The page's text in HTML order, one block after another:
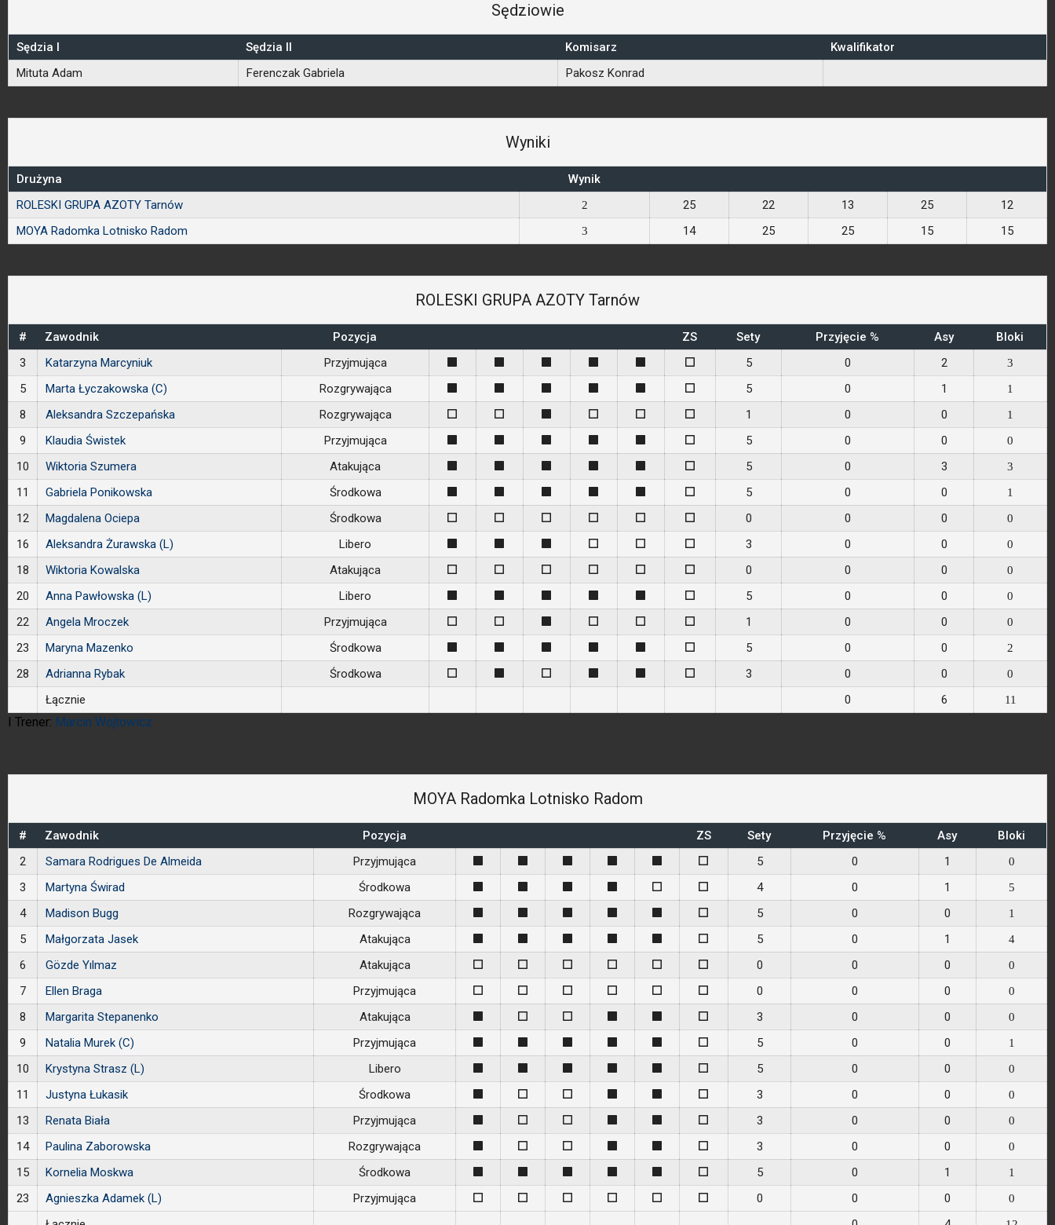
Sędziowie
Sędzia I Sędzia II Komisarz
Kwalifikator
Mituta Adam
Ferenczak Gabriela Pakosz Konrad
Wyniki
Drużyna
Wynik
ROLESKI GRUPA AZOTY Tarnów
2 25 22 13 25
12
MOYA Radomka Lotnisko Radom
3 14 25 25 15 15
ROLESKI GRUPA AZOTY Tarnów
# Zawodnik Pozycja ZS Sety Przyjęcie % Asy
Bloki
3
Katarzyna Marcyniuk Przyjmująca 0 5 0 2 3
5 Marta Łyczakowska (C) Rozgrywająca 0 5 0 1 1
8 Aleksandra Szczepańska Rozgrywająca 0 0 0 0 0 1 0 0 1
9 Klaudia Świstek Przyjmująca 0 5 0 0 0
10 Wiktoria Szumera Atakująca 0 5 0 3 3
11 Gabriela Ponikowska Środkowa 0 5 0 0 1
12 Magdalena Ociepa Środkowa 0 0 0 0 0 0 0 0 0 0
16 Aleksandra Żurawska (L) Libero 0 0 0 3 0 0 0
18 Wiktoria Kowalska Atakująca 0 0 0 0 0 0 0 0 0 0
20 Anna Pawłowska (L) Libero 0 5 0 0 0
22 Angela Mroczek Przyjmująca 0 0 0 0 0 1 0 0 0
23 Maryna Mazenko Środkowa 0 5 0 0 2
28 Adrianna Rybak Środkowa 0 0 0 3 0 0 0
Łącznie 0 6 11
I Trener: Marcin Wojtowicz
MOYA Radomka Lotnisko Radom
# Zawodnik Pozycja ZS Sety Przyjęcie % Asy
Bloki
2
Samara Rodrigues De Almeida Przyjmująca 0 5 0 1 0
3 Martyna Świrad Środkowa 0 0 4 0 1 5
4 Madison Bugg Rozgrywająca 0 5 0 0 1
5 Małgorzata Jasek Atakująca 0 5 0 1 4
6 Gözde Yılmaz Atakująca 0 0 0 0 0 0 0 0 0 0
7 Ellen Braga Przyjmująca 0 0 0 0 0 0 0 0 0 0
8 Margarita Stepanenko Atakująca 0 0 0 3 0 0 0
9 Natalia Murek (C) Przyjmująca 0 5 0 0 1
10 Krystyna Strasz (L) Libero 0 5 0 0 0
11 Justyna Łukasik Środkowa 0 0 0 3 0 0 0
13 Renata Biała Przyjmująca 0 0 0 3 0 0 0
14 Paulina Zaborowska Rozgrywająca 0 0 0 3 0 0 0
15 Kornelia Moskwa Środkowa 0 5 0 1 1
23 Agnieszka Adamek (L) Przyjmująca 0 0 0 0 0 0 0 0 0 0